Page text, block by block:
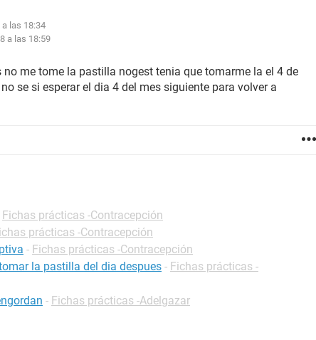
las 18:34
a las 18:59
me tome la pastilla nogest tenia que tomarme la el 4 de
se si esperar el dia 4 del mes siguiente para volver a
Fichas prácticas -Contracepción
prácticas -Contracepción
- Fichas prácticas -Contracepción
la pastilla del dia despues - Fichas prácticas -
- Fichas prácticas -Adelgazar